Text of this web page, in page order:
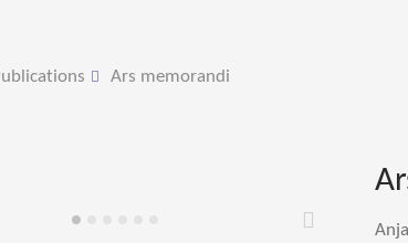
Ars memorandi
Weiter